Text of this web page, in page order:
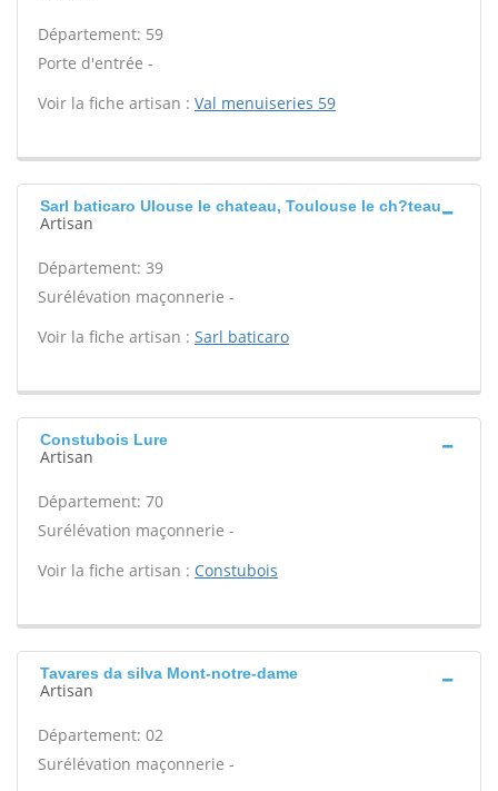
Département: 59
Porte d'entrée -
Voir la fiche artisan : Val menuiseries 59
Sarl baticaro Ulouse le chateau, Toulouse le ch?teau
Artisan
Département: 39
Surélévation maçonnerie -
Voir la fiche artisan : Sarl baticaro
Constubois Lure
Artisan
Département: 70
Surélévation maçonnerie -
Voir la fiche artisan : Constubois
Tavares da silva Mont-notre-dame
Artisan
Département: 02
Surélévation maçonnerie -